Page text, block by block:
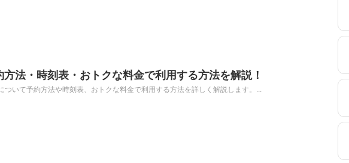
法・時刻表・おトクな料金で利用する方法を解説！
いて予約方法や時刻表、おトクな料金で利用する方法を詳しく解説します。...